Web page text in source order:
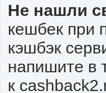
Не нашли
кешбек при
кэшбэк
напишите в
к